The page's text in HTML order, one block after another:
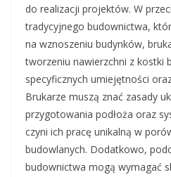
do realizacji projektów. W
tradycyjnego budownictwa,
na wznoszeniu budynków,
tworzeniu nawierzchni z kostki
specyficznych umiejętności
Brukarze muszą znać zasady
przygotowania podłoża oraz
czyni ich pracę unikalną w
budowlanych. Dodatkowo,
budownictwa mogą wymagać